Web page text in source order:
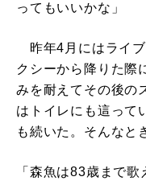
ってもいいかな」
昨年4月にはライブ
クシーから降りた際
みを耐えてその後の
はトイレにも這って
も続いた。そんなと
「森魚は83歳まで